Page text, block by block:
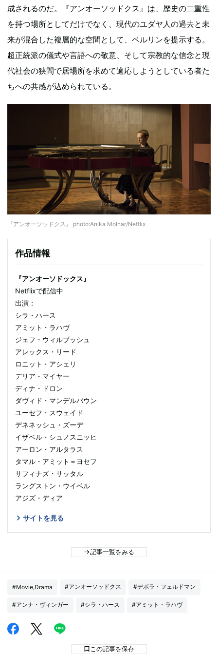
成されるのだ。『アンオーソッドクス』は、歴史の二重性
を持つ場所としてだけでなく、現代のユダヤ人の過去と未
来が混合した複層的な空間として、ベルリンを提示する。
超正統派の儀式や言語への敬意、そして宗教的な信念と現
代社会の狭間で居場所を求めて適応しようとしている者た
ちへの共感が込められている。
『アンオーソッドクス』 photo:Anika Molnar/Netflix
作品情報
『アンオーソドックス』
Netflixで配信中
出演：
シラ・ハース
アミット・ラハヴ
ジェフ・ウィルブッシュ
アレックス・リード
ロニット・アシェリ
デリア・マイヤー
ディナ・ドロン
ダヴィド・マンデルバウン
ユーセフ・スウェイド
デネネッシュ・ズーデ
イザベル・シュノスニッヒ
アーロン・アルタラス
タマル・アミット＝ヨセフ
サフィナズ・サッタル
ラングストン・ウイベル
アジズ・ディア
サイトを見る
記事一覧をみる
#Movie,Drama #アンオーソッドクス #デボラ・フェルドマン
#アンナ・ヴィンガー #シラ・ハース #アミット・ラハヴ
この記事を保存